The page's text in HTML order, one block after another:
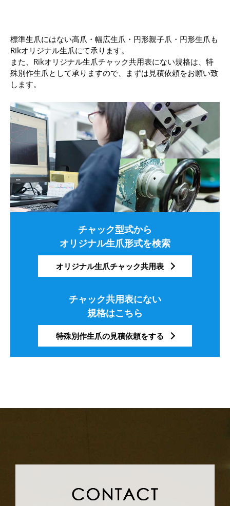
標準生爪にはない高爪・幅広生爪・円形親子爪・円形生爪も
Rikオリジナル生爪にて承ります。
また、Rikオリジナル生爪チャック共用表にない規格は、特
殊別作生爪として承りますので、まずは見積依頼をお願い致
します。
チャック型式から
オリジナル生爪形式を検索
オリジナル生爪チャック共用表
チャック共用表にない
規格はこちら
特殊別作生爪の見積依頼をする